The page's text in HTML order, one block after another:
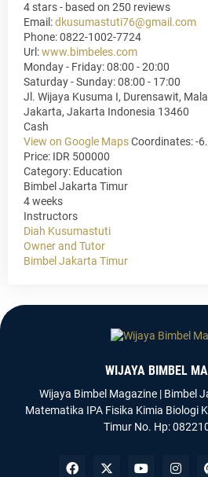
4 stars - based on 250 reviews
Email:dkusumastuti76@gmail.com
Phone:0822-1002-7724
Url:www.bimbeles.com
Monday - Friday: 08:00 - 20:00
Saturday - Sunday: 08:00 - 17:00
Jl. Wijaya Kusuma I, Durensawit,
Jakarta, Jakarta Indonesia 13460
Cash
View on Google MapsCoordinates: -
Price: IDR 500000
Category: Education
Bimbel Jakarta Timur
4 weeks
Instructors
Diah Kusumastuti
Owner and Tutor
Bimbel Jakarta Timur
WIJAYA BIMBEL
Wijaya Bimbel Magazine | Bimbel
Matematika IPA Fisika Kimia Biologi
Timur No. Hp: